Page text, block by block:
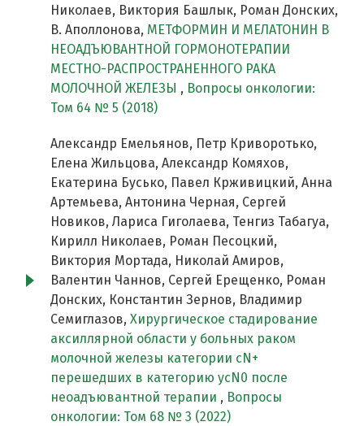
Николаев, Виктория Башлык, Роман Донских,
В. Аполлонова, МЕТФОРМИН И МЕЛАТОНИН В
НЕОАДЪЮВАНТНОЙ ГОРМОНОТЕРАПИИ
МЕСТНО-РАСПРОСТРАНЕННОГО РАКА
МОЛОЧНОЙ ЖЕЛЕЗЫ , Вопросы онкологии:
Том 64 № 5 (2018)
Александр Емельянов, Петр Криворотько,
Елена Жильцова, Александр Комяхов,
Екатерина Бусько, Павел Крживицкий, Анна
Артемьева, Антонина Черная, Сергей
Новиков, Лариса Гиголаева, Тенгиз Табагуа,
Кирилл Николаев, Роман Песоцкий,
Виктория Мортада, Николай Амиров,
Валентин Чаннов, Сергей Ерещенко, Роман
Донских, Константин Зернов, Владимир
Семиглазов, Хирургическое стадирование
аксиллярной области у больных раком
молочной железы категории сN+
перешедших в категорию ycN0 после
неоадъювантной терапии , Вопросы
онкологии: Том 68 № 3 (2022)